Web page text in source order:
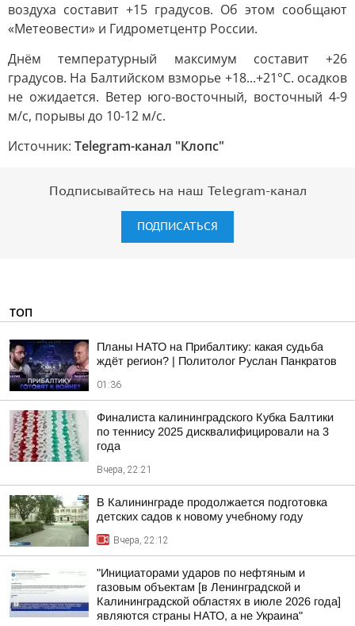
воздуха составит +15 градусов. Об этом сообщают
«Метеовести» и Гидрометцентр России.
Днём температурный максимум составит +26
градусов. На Балтийском взморье +18...+21°C. осадков
не ожидается. Ветер юго-восточный, восточный 4-9
м/с, порывы до 10-12 м/с.
Источник: Telegram-канал "Клопс"
Подписывайтесь на наш Telegram-канал
ПОДПИСАТЬСЯ
ТОП
Планы НАТО на Прибалтику: какая судьба
ждёт регион? | Политолог Руслан Панкратов
01:36
Финалиста калининградского Кубка Балтики
по теннису 2025 дисквалифицировали на 3
года
Вчера, 22:21
В Калининграде продолжается подготовка
детских садов к новому учебному году
Вчера, 22:12
"Инициаторами ударов по нефтяным и
газовым объектам [в Ленинградской и
Калининградской областях в июле 2026 года]
являются страны НАТО, а не Украина"